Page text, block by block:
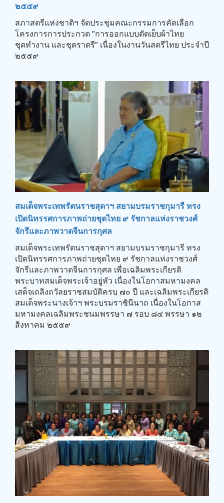
๒๕๕๙
สภาสตรีแห่งชาติฯ จัดประชุมคณะกรรมการคัดเลือก
โครงการการประกวด "การออกแบบตัดเย็บผ้าไทย
ชุดทำงาน และชุดราตรี" เนื่องในงานวันสตรีไทย ประจำปี
๒๕๕๙
สมเด็จพระเทพรัตนราชสุดาฯ สยามบรมราชกุมารี ทรง
เปิดนิทรรศการภาพถ่ายชุดไทย ๙ รัชกาลแห่งราชวงศ์
จักรีและภาพวาดจีนการกุศล
สมเด็จพระเทพรัตนราชสุดาฯ สยามบรมราชกุมารี ทรง
เปิดนิทรรศการภาพถ่ายชุดไทย ๙ รัชกาลแห่งราชวงศ์
จักรีและภาพวาดจีนการกุศล เพื่อเฉลิมพระเกียรติ
พระบาทสมเด็จพระเจ้าอยู่หัว เนื่องในโอกาสมหามงคล
เสด็จเถลิงถวัลยราชสมบัติครบ ๗๐ ปี และเฉลิมพระเกียรติ
สมเด็จพระนางเจ้าฯ พระบรมราชินีนาถ เนื่องในโอกาส
มหามงคลเฉลิมพระชนมพรรษา ๗ รอบ ๘๔ พรรษา ๑๒
สิงหาคม ๒๕๕๙